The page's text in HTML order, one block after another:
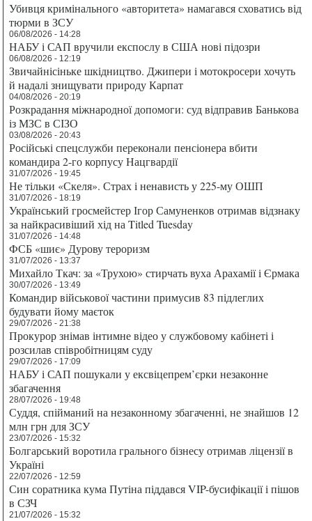
Убивця кримінального «авторитета» намагався сховатись від
тюрми в ЗСУ
06/08/2026 - 14:28
НАБУ і САП вручили експослу в США нові підозри
06/08/2026 - 12:19
Звичайнісіньке шкідництво. Джипери і мотокросери хочуть
й надалі знищувати природу Карпат
04/08/2026 - 20:19
Розкрадання міжнародної допомоги: суд відправив Банькова
із МЗС в СІЗО
03/08/2026 - 20:43
Російські спецслужби переконали пенсіонера вбити
командира 2-го корпусу Нацгвардії
31/07/2026 - 19:45
Не тільки «Скеля». Страх і ненависть у 225-му ОШП
31/07/2026 - 18:19
Український гросмейстер Ігор Самуненков отримав відзнаку
за найкрасивіший хід на Titled Tuesday
31/07/2026 - 14:48
ФСБ «шиє» Дурову тероризм
31/07/2026 - 13:37
Михайло Ткач: за «Трухою» стирчать вуха Арахамії і Єрмака
30/07/2026 - 13:49
Командир військової частини примусив 83 підлеглих
будувати йому маєток
29/07/2026 - 21:38
Прокурор знімав інтимне відео у службовому кабінеті і
розсилав співробітницям суду
29/07/2026 - 17:09
НАБУ і САП пошукали у ексвіцепрем’єрки незаконне
збагачення
28/07/2026 - 19:48
Суддя, спійманий на незаконному збагаченні, не знайшов 12
млн грн для ЗСУ
23/07/2026 - 15:32
Болгарський воротила грального бізнесу отримав ліцензії в
Україні
22/07/2026 - 12:59
Син соратника кума Путіна піддався VIP-бусифікації і пішов
в СЗЧ
21/07/2026 - 15:32